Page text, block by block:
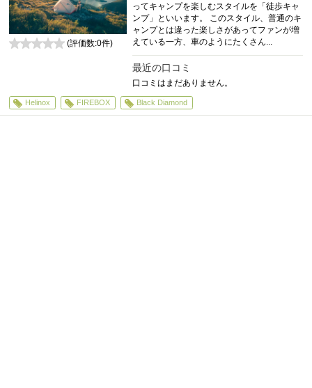
ってキャンプを楽しむスタイルを「徒歩キャ
ンプ」といいます。 このスタイル、普通のキ
ャンプとは違った楽しさがあってファンが増
えている一方、車のようにたくさん...
最近の口コミ
口コミはまだありません。
(評価数:0件)
Helinox FIREBOX Black Diamond